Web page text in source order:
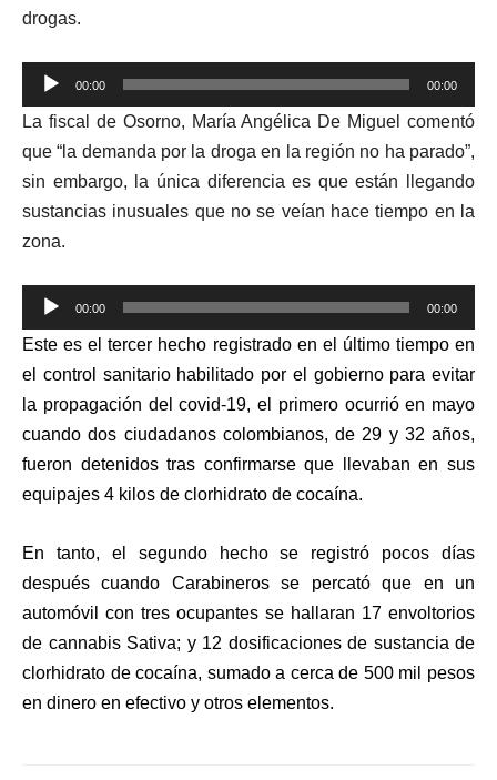
drogas.
Reproductor
de
audio
00:00 00:00
La fiscal de Osorno, María Angélica De Miguel comentó
que “la demanda por la droga en la región no ha parado”,
sin embargo, la única diferencia es que están llegando
sustancias inusuales que no se veían hace tiempo en la
zona.
Reproductor
de
audio
00:00 00:00
Este es el tercer hecho registrado en el último tiempo en
el control sanitario habilitado por el gobierno para evitar
la propagación del covid-19, el primero ocurrió en mayo
cuando dos ciudadanos colombianos, de 29 y 32 años,
fueron detenidos tras confirmarse que llevaban en sus
equipajes 4 kilos de clorhidrato de cocaína.
En tanto, el segundo hecho se registró pocos días
después cuando Carabineros se percató que en un
automóvil con tres ocupantes se hallaran 17 envoltorios
de cannabis Sativa; y 12 dosificaciones de sustancia de
clorhidrato de cocaína, sumado a cerca de 500 mil pesos
en dinero en efectivo y otros elementos.